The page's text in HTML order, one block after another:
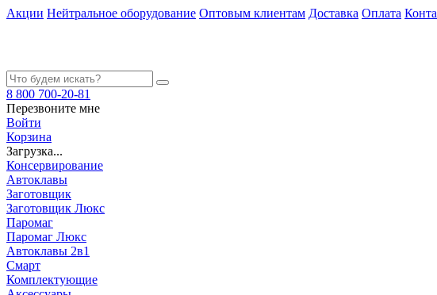
Акции Нейтральное оборудование Оптовым клиентам Доставка Оплата
8 800 700-20-81
Перезвоните мне
Войти
Корзина
Загрузка...
Консервирование
Автоклавы
Заготовщик
Заготовщик Люкс
Паромаг
Паромаг Люкс
Автоклавы 2в1
Смарт
Комплектующие